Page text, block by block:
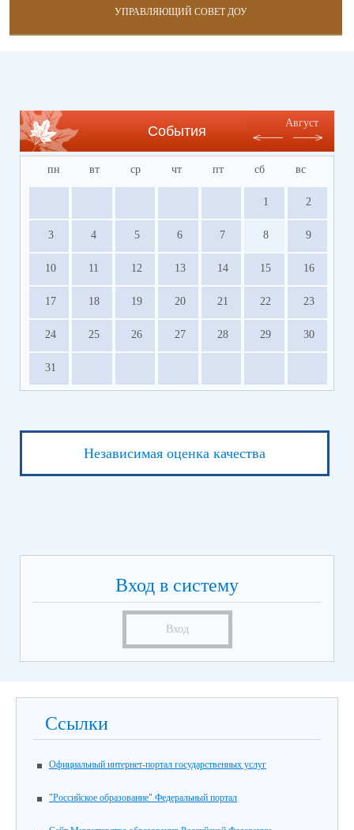
УПРАВЛЯЮЩИЙ СОВЕТ ДОУ
События
Август
пн вт ср чт пт сб вс
1 2
3 4 5 6 7 8 9
10 11 12 13 14 15 16
17 18 19 20 21 22 23
24 25 26 27 28 29 30
31
Независимая оценка качества
Вход в систему
Вход
Ссылки
Официальный интернет-портал государственных услуг
"Российское образование" Федеральный портал